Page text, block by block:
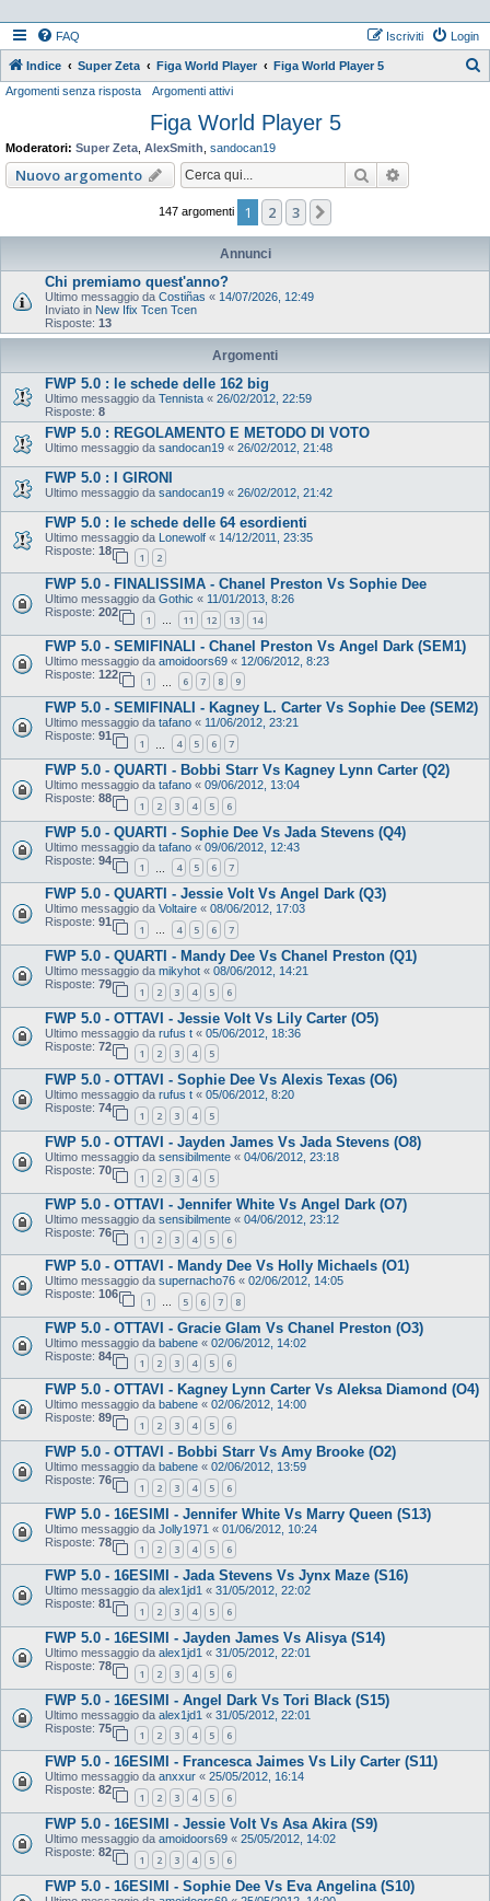
FAQ Login
Iscriviti
Indice Super Zeta Figa World Player Figa World Player 5
Argomenti senza risposta Argomenti attivi
Figa World Player 5
Moderatori: Super Zeta AlexSmith sandocan19
Nuovo argomento Cerca
147 argomenti 1 2 3
Annunci
Chi premiamo quest'anno?
Ultimo messaggio da Costiñas « 14/07/2026, 12:49
Inviato in New Ifix Tcen Tcen
Risposte: 13
Argomenti
FWP 5.0 : le schede delle 162 big
Ultimo messaggio da Tennista « 26/02/2012, 22:59
Risposte: 8
FWP 5.0 : REGOLAMENTO E METODO DI VOTO
Ultimo messaggio da sandocan19 « 26/02/2012, 21:48
FWP 5.0 : I GIRONI
Ultimo messaggio da sandocan19 « 26/02/2012, 21:42
FWP 5.0 : le schede delle 64 esordienti
Ultimo messaggio da Lonewolf « 14/12/2011, 23:35
Risposte: 18
1 2
FWP 5.0 - FINALISSIMA - Chanel Preston Vs Sophie Dee
Ultimo messaggio da Gothic « 11/01/2013, 8:26
Risposte: 202
1 … 11 12 13 14
FWP 5.0 - SEMIFINALI - Chanel Preston Vs Angel Dark (SEM1)
Ultimo messaggio da amoidoors69 « 12/06/2012, 8:23
Risposte: 122
1 6 7 8 9
FWP 5.0 - SEMIFINALI - Kagney L. Carter Vs Sophie Dee (SEM2)
Ultimo messaggio da tafano « 11/06/2012, 23:21
Risposte: 91
1 4 5 6 7
FWP 5.0 - QUARTI - Bobbi Starr Vs Kagney Lynn Carter (Q2)
Ultimo messaggio da tafano « 09/06/2012, 13:04
Risposte: 88
1 2 3 4 5 6
FWP 5.0 - QUARTI - Sophie Dee Vs Jada Stevens (Q4)
Ultimo messaggio da tafano « 09/06/2012, 12:43
Risposte: 94
1 4 5 6 7
FWP 5.0 - QUARTI - Jessie Volt Vs Angel Dark (Q3)
Ultimo messaggio da Voltaire « 08/06/2012, 17:03
Risposte: 91
1 … 4 5 6 7
FWP 5.0 - QUARTI - Mandy Dee Vs Chanel Preston (Q1)
Ultimo messaggio da mikyhot « 08/06/2012, 14:21
Risposte: 79
1 2 3 4 5 6
FWP 5.0 - OTTAVI - Jessie Volt Vs Lily Carter (O5)
Ultimo messaggio da rufus t « 05/06/2012, 18:36
Risposte: 72
1 2 3 4 5
FWP 5.0 - OTTAVI - Sophie Dee Vs Alexis Texas (O6)
Ultimo messaggio da rufus t « 05/06/2012, 8:20
Risposte: 74
1 2 3 4 5
FWP 5.0 - OTTAVI - Jayden James Vs Jada Stevens (O8)
Ultimo messaggio da sensibilmente « 04/06/2012, 23:18
Risposte: 70
1 2 3 4 5
FWP 5.0 - OTTAVI - Jennifer White Vs Angel Dark (O7)
Ultimo messaggio da sensibilmente « 04/06/2012, 23:12
Risposte: 76
1 2 3 4 5 6
FWP 5.0 - OTTAVI - Mandy Dee Vs Holly Michaels (O1)
Ultimo messaggio da supernacho76 « 02/06/2012, 14:05
Risposte: 106
1 … 5 6 7 8
FWP 5.0 - OTTAVI - Gracie Glam Vs Chanel Preston (O3)
Ultimo messaggio da babene « 02/06/2012, 14:02
Risposte: 84
1 2 3 4 5 6
FWP 5.0 - OTTAVI - Kagney Lynn Carter Vs Aleksa Diamond (O4)
Ultimo messaggio da babene « 02/06/2012, 14:00
Risposte: 89
1 2 3 4 5 6
FWP 5.0 - OTTAVI - Bobbi Starr Vs Amy Brooke (O2)
Ultimo messaggio da babene « 02/06/2012, 13:59
Risposte: 76
1 2 3 4 5 6
FWP 5.0 - 16ESIMI - Jennifer White Vs Marry Queen (S13)
Ultimo messaggio da Jolly1971 « 01/06/2012, 10:24
Risposte: 78
1 2 3 4 5 6
FWP 5.0 - 16ESIMI - Jada Stevens Vs Jynx Maze (S16)
Ultimo messaggio da alex1jd1 « 31/05/2012, 22:02
Risposte: 81
1 2 3 4 5 6
FWP 5.0 - 16ESIMI - Jayden James Vs Alisya (S14)
Ultimo messaggio da alex1jd1 « 31/05/2012, 22:01
Risposte: 78
1 2 3 4 5 6
FWP 5.0 - 16ESIMI - Angel Dark Vs Tori Black (S15)
Ultimo messaggio da alex1jd1 « 31/05/2012, 22:01
Risposte: 75
1 2 3 4 5 6
FWP 5.0 - 16ESIMI - Francesca Jaimes Vs Lily Carter (S11)
Ultimo messaggio da anxxur « 25/05/2012, 16:14
Risposte: 82
1 2 3 4 5 6
FWP 5.0 - 16ESIMI - Jessie Volt Vs Asa Akira (S9)
Ultimo messaggio da amoidoors69 « 25/05/2012, 14:02
Risposte: 82
1 2 3 4 5 6
FWP 5.0 - 16ESIMI - Sophie Dee Vs Eva Angelina (S10)